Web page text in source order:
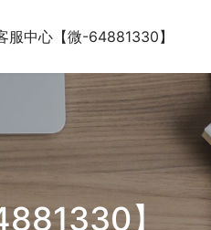
服中心【微-64881330】
】